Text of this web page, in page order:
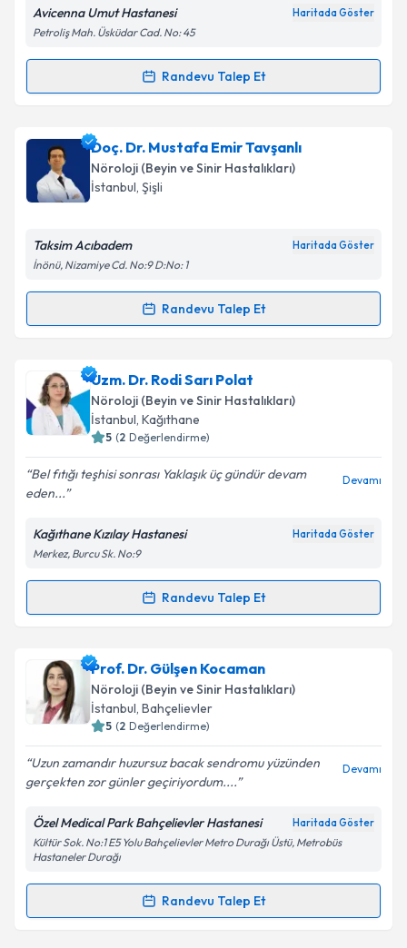
Kişisel verilerimin işlenmesine ilişkinAydınlatma
kapsamda işlenmesini kabul ediyorum.
Takvim Talebini Gönder
Avicenna Umut Hastanesi Haritada Göster
Petroliş Mah. Üsküdar Cad. No: 45
Randevu Talep Et
Randevu Takvimi Talebi
Uzm. Dr. Kerim Nurihaliçiiçin randevu takvimi talebi
oluşturun. Size bu uzmandan randevu almanız için bir
takvim hazırlandığında e-posta ile bilgilendireceğiz.
Kişisel verilerimin işlenmesine ilişkin
Metni'ni okudum ve kişisel verilerimin belirtilen
Takvim Talebini Gönder
Doç. Dr. Mustafa Emir Tavşanlı
Nöroloji (Beyin ve Sinir Hastalıkları)
İstanbul, Şişli
Taksim Acıbadem Haritada Göster
İnönü, Nizamiye Cd. No:9 D:No: 1
Randevu Talep Et
Randevu Takvimi Talebi
Doç. Dr. Mustafa Emir Tavşanlı
talebi oluşturun. Size bu uzmandan randevu almanız
için bir takvim hazırlandığında e-posta ile
bilgilendireceğiz.
E-posta Adresiniz
Kişisel verilerimin işlenmesine ilişkin
Metni'ni okudum ve kişisel verilerimin belirtilen
kapsamda işlenmesini kabul ediyorum.
Uzm. Dr. Rodi Sarı Polat
Nöroloji (Beyin ve Sinir Hastalıkları)
İstanbul, Kağıthane
5 (2 Değerlendirme)
Bel fıtığı teşhisi sonrası Yaklaşık üç gündür devam
eden...
Devamı
Kağıthane Kızılay Hastanesi Haritada Göster
Merkez, Burcu Sk. No:9
Randevu Talep Et
Randevu Takvimi Talebi
Uzm. Dr. Rodi Sarı Polatiçin randevu takvimi talebi
oluşturun. Size bu uzmandan randevu almanız için bir
takvim hazırlandığında e-posta ile bilgilendireceğiz.
Kişisel verilerimin işlenmesine ilişkin
Aydınlatma
Metni'ni okudum ve kişisel verilerimin belirtilen
kapsamda işlenmesini kabul ediyorum.
Takvim Talebini Gönder
Prof. Dr. Gülşen Kocaman
Nöroloji (Beyin ve Sinir Hastalıkları)
İstanbul, Bahçelievler
5 (2 Değerlendirme)
Uzun zamandır huzursuz bacak sendromu yüzünden
gerçekten zor günler geçiriyordum....
Devamı
Özel Medical Park Bahçelievler Hastanesi Haritada Göster
Kültür Sok. No:1 E5 Yolu Bahçelievler Metro Durağı Üstü, Metrobüs
Hastaneler Durağı
Randevu Talep Et
Randevu Takvimi Talebi